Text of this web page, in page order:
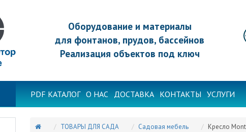
Оборудование и материалы
для фонтанов, прудов, бассейнов
Реализация объектов под ключ
PDF КАТАЛОГ О НАС ДОСТАВКА КОНТАКТЫ УСЛУГИ
ТОВАРЫ ДЛЯ САДА Садовая мебель Кресло